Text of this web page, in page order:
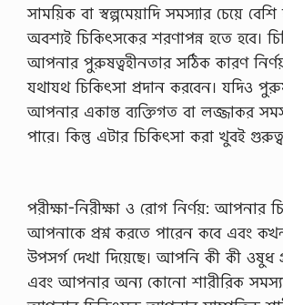
সাময়িক বা স্বল্পমেয়াদি সমস্যার চেয়ে
অবশ্যই চিকিৎসকের শরণাপন্ন হতে হবে।
আপনার পুরুষত্বহীনতার সঠিক কারণ
যথাযথ চিকিৎসা প্রদান করবেন। যদিও
আপনার একান্ত ব্যক্তিগত বা লজ্জাকর
পারে। কিন্তু এটার চিকিৎসা করা খুবই
পরীক্ষা-নিরীক্ষা ও রোগ নির্ণয়: আপনার
আপনাকে প্রশ্ন করতে পারেন কবে এবং
উপসর্গ দেখা দিয়েছে। আপনি কী কী ওষুধ
এবং আপনার অন্য কোনো শারীরিক